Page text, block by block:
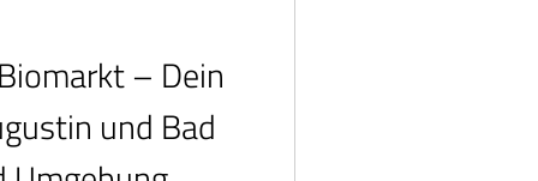
Frühstück – Dein
und Bad